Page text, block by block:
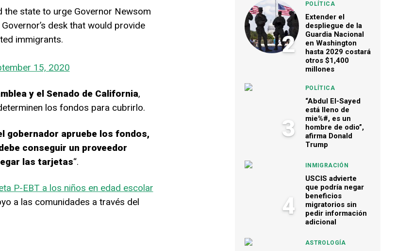
state to urge Governor Newsom
desk that would provide
immigrants.
15, 2020
y el Senado de California,
los fondos para cubrirlo.
gobernador apruebe los fondos,
conseguir un proveedor
las tarjetas“.
P-EBT a los niños en edad escolar
a las comunidades a través del
2
POLÍTICA
Extender el
despliegue de la
Guardia Nacional
en Washington
hasta 2029 costará
otros $1,400
millones
3
POLÍTICA
“Abdul El-Sayed
está lleno de
mie%#, es un
hombre de odio”,
afirma Donald
Trump
4
INMIGRACIÓN
USCIS advierte
que podría negar
beneficios
migratorios sin
pedir información
adicional
ASTROLOGÍA